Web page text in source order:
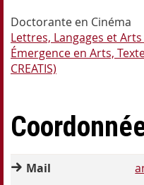
Doctorante en Cinéma
Lettres, Langages et
Émergence en Arts,
CREATIS)
Mail